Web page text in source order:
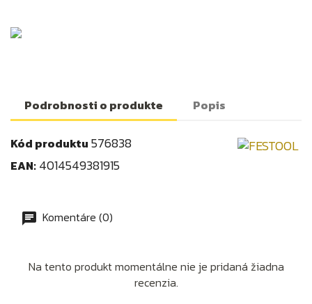
Podrobnosti o produkte Popis
Kód produktu 576838
EAN: 4014549381915
Komentáre (0)
Na tento produkt momentálne nie je pridaná žiadna
recenzia.